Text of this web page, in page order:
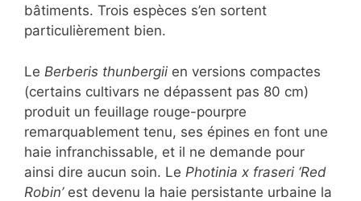
bâtiments. Trois espèces s’en sortent
particulièrement bien.
Le Berberis thunbergii en versions compactes
(certains cultivars ne dépassent pas 80 cm)
produit un feuillage rouge-pourpre
remarquablement tenu, ses épines en font une
haie infranchissable, et il ne demande pour
ainsi dire aucun soin. Le Photinia x fraseri ‘Red
Robin’est devenu la haie persistante urbaine la